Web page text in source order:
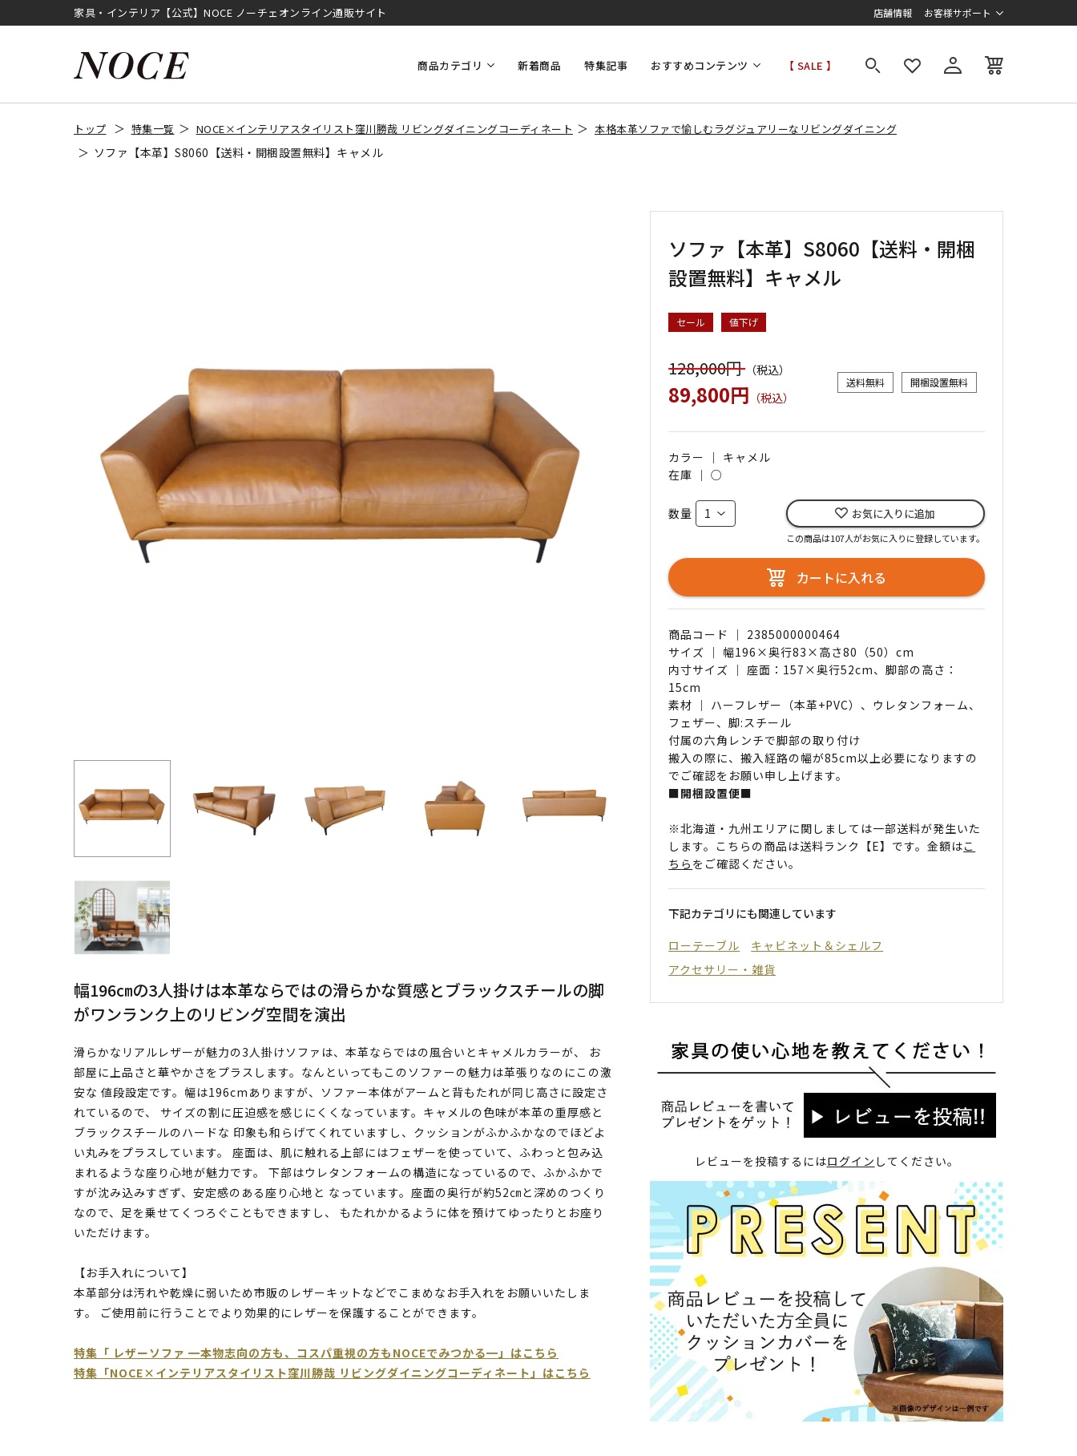
家具・インテリア【公式】NOCE ノーチェオンライン通販サイト 店舗情報 お客様サポート
商品カテゴリ 新着商品 特集記事 おすすめコンテンツ 【 SALE 】
トップ 特集一覧 NOCE×インテリアスタイリスト窪川勝哉 リビングダイニングコーディネート 本格本革ソファで愉しむラグジュアリーなリビングダイニング
ソファ【本革】S8060【送料・開梱設置無料】キャメル
幅196㎝の3人掛けは本革ならではの滑らかな質感とブラックスチールの脚
がワンランク上のリビング空間を演出
滑らかなリアルレザーが魅力の3人掛けソファは、本革ならではの風合いとキャメルカラーが、 お
部屋に上品さと華やかさをプラスします。なんといってもこのソファーの魅力は革張りなのにこの激
安な 値段設定です。幅は196cmありますが、ソファー本体がアームと背もたれが同じ高さに設定さ
れているので、 サイズの割に圧迫感を感じにくくなっています。キャメルの色味が本革の重厚感と
ブラックスチールのハードな 印象も和らげてくれていますし、クッションがふかふかなのでほどよ
い丸みをプラスしています。 座面は、肌に触れる上部にはフェザーを使っていて、ふわっと包み込
まれるような座り心地が魅力です。 下部はウレタンフォームの構造になっているので、ふかふかで
すが沈み込みすぎず、安定感のある座り心地と なっています。座面の奥行が約52㎝と深めのつくり
なので、足を乗せてくつろぐこともできますし、 もたれかかるように体を預けてゆったりとお座り
いただけます。
【お手入れについて】
本革部分は汚れや乾燥に弱いため市販のレザーキットなどでこまめなお手入れをお願いいたしま
す。 ご使用前に行うことでより効果的にレザーを保護することができます。
特集「 レザーソファ ━本物志向の方も、コスパ重視の方もNOCEでみつかる━」はこちら
特集「NOCE×インテリアスタイリスト窪川勝哉 リビングダイニングコーディネート」はこちら
ソファ【本革】S8060【送料・開梱
設置無料】キャメル
セール 値下げ
128,000円（税込）
89,800円 （税込）
送料無料 開梱設置無料
カラー ｜ キャメル
在庫 ｜○
数量 お気に入りに追加
この商品は107人がお気に入りに登録しています。
カートに入れる
商品コード ｜ 2385000000464
サイズ ｜ 幅196×奥行83×高さ80（50）cm
内寸サイズ ｜ 座面：157×奥行52cm、脚部の高さ：
15cm
素材 ｜ ハーフレザー（本革+PVC）、ウレタンフォーム、
フェザー、脚:スチール
付属の六角レンチで脚部の取り付け
搬入の際に、搬入経路の幅が85cm以上必要になりますの
でご確認をお願い申し上げます。
■開梱設置便■
※北海道・九州エリアに関しましては一部送料が発生いた
します。こちらの商品は送料ランク【E】です。金額はこ
ちら をご確認ください。
下記カテゴリにも関連しています
ローテーブル
キャビネット＆シェルフ
アクセサリー・雑貨
レビューを投稿するにはログイン してください。